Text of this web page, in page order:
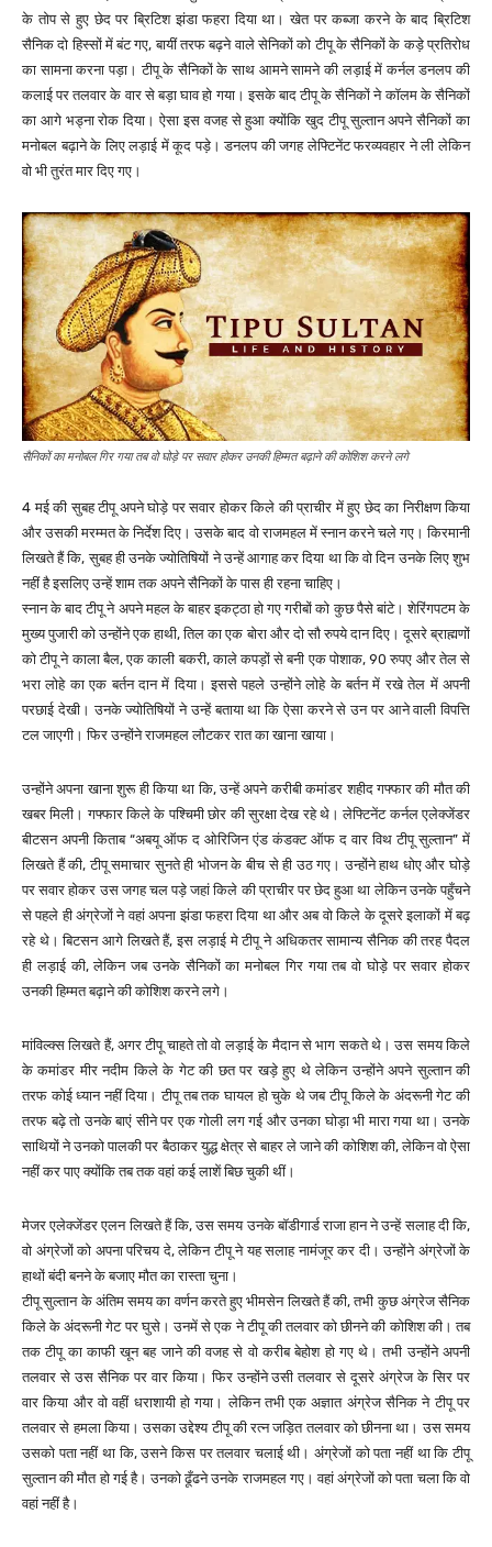
के तोप से हुए छेद पर ब्रिटिश झंडा फहरा दिया था। खेत पर कब्जा करने के बाद ब्रिटिश
सैनिक दो हिस्सों में बंट गए, बायीं तरफ बढ़ने वाले सेनिकों को टीपू के सैनिकों के कड़े प्रतिरोध
का सामना करना पड़ा। टीपू के सैनिकों के साथ आमने सामने की लड़ाई में कर्नल डनलप की
कलाई पर तलवार के वार से बड़ा घाव हो गया। इसके बाद टीपू के सैनिकों ने कॉलम के सैनिकों
का आगे भड्ना रोक दिया। ऐसा इस वजह से हुआ क्योंकि खुद टीपू सुल्तान अपने सैनिकों का
मनोबल बढ़ाने के लिए लड़ाई में कूद पड़े। डनलप की जगह लेफ्टिनेंट फरव्यवहार ने ली लेकिन
वो भी तुरंत मार दिए गए।
सैनिकों का मनोबल गिर गया तब वो घोड़े पर सवार होकर उनकी हिम्मत बढ़ाने की कोशिश करने लगे
4 मई की सुबह टीपू अपने घोड़े पर सवार होकर किले की प्राचीर में हुए छेद का निरीक्षण किया
और उसकी मरम्मत के निर्देश दिए। उसके बाद वो राजमहल में स्नान करने चले गए। किरमानी
लिखते हैं कि, सुबह ही उनके ज्योतिषियों ने उन्हें आगाह कर दिया था कि वो दिन उनके लिए शुभ
नहीं है इसलिए उन्हें शाम तक अपने सैनिकों के पास ही रहना चाहिए।
स्नान के बाद टीपू ने अपने महल के बाहर इकट्ठा हो गए गरीबों को कुछ पैसे बांटे। शेरिंगपटम के
मुख्य पुजारी को उन्होंने एक हाथी, तिल का एक बोरा और दो सौ रुपये दान दिए। दूसरे ब्राह्मणों
को टीपू ने काला बैल, एक काली बकरी, काले कपड़ों से बनी एक पोशाक, 90 रुपए और तेल से
भरा लोहे का एक बर्तन दान में दिया। इससे पहले उन्होंने लोहे के बर्तन में रखे तेल में अपनी
परछाई देखी। उनके ज्योतिषियों ने उन्हें बताया था कि ऐसा करने से उन पर आने वाली विपत्ति
टल जाएगी। फिर उन्होंने राजमहल लौटकर रात का खाना खाया।
उन्होंने अपना खाना शुरू ही किया था कि, उन्हें अपने करीबी कमांडर शहीद गफ्फार की मौत की
खबर मिली। गफ्फार किले के पश्चिमी छोर की सुरक्षा देख रहे थे। लेफ्टिनेंट कर्नल एलेक्जेंडर
बीटसन अपनी किताब “अबयू ऑफ द ओरिजिन एंड कंडक्ट ऑफ द वार विथ टीपू सुल्तान” में
लिखते हैं की, टीपू समाचार सुनते ही भोजन के बीच से ही उठ गए। उन्होंने हाथ धोए और घोड़े
पर सवार होकर उस जगह चल पड़े जहां किले की प्राचीर पर छेद हुआ था लेकिन उनके पहुँचने
से पहले ही अंग्रेजों ने वहां अपना झंडा फहरा दिया था और अब वो किले के दूसरे इलाकों में बढ़
रहे थे। बिटसन आगे लिखते हैं, इस लड़ाई मे टीपू ने अधिकतर सामान्य सैनिक की तरह पैदल
ही लड़ाई की, लेकिन जब उनके सैनिकों का मनोबल गिर गया तब वो घोड़े पर सवार होकर
उनकी हिम्मत बढ़ाने की कोशिश करने लगे।
मांविल्क्स लिखते हैं, अगर टीपू चाहते तो वो लड़ाई के मैदान से भाग सकते थे। उस समय किले
के कमांडर मीर नदीम किले के गेट की छत पर खड़े हुए थे लेकिन उन्होंने अपने सुल्तान की
तरफ कोई ध्यान नहीं दिया। टीपू तब तक घायल हो चुके थे जब टीपू किले के अंदरूनी गेट की
तरफ बढ़े तो उनके बाएं सीने पर एक गोली लग गई और उनका घोड़ा भी मारा गया था। उनके
साथियों ने उनको पालकी पर बैठाकर युद्ध क्षेत्र से बाहर ले जाने की कोशिश की, लेकिन वो ऐसा
नहीं कर पाए क्योंकि तब तक वहां कई लाशें बिछ चुकी थीं।
मेजर एलेक्जेंडर एलन लिखते हैं कि, उस समय उनके बॉडीगार्ड राजा हान ने उन्हें सलाह दी कि,
वो अंग्रेजों को अपना परिचय दे, लेकिन टीपू ने यह सलाह नामंजूर कर दी। उन्होंने अंग्रेजों के
हाथों बंदी बनने के बजाए मौत का रास्ता चुना।
टीपू सुल्तान के अंतिम समय का वर्णन करते हुए भीमसेन लिखते हैं की, तभी कुछ अंग्रेज सैनिक
किले के अंदरूनी गेट पर घुसे। उनमें से एक ने टीपू की तलवार को छीनने की कोशिश की। तब
तक टीपू का काफी खून बह जाने की वजह से वो करीब बेहोश हो गए थे। तभी उन्होंने अपनी
तलवार से उस सैनिक पर वार किया। फिर उन्होंने उसी तलवार से दूसरे अंग्रेज के सिर पर
वार किया और वो वहीं धराशायी हो गया। लेकिन तभी एक अज्ञात अंग्रेज सैनिक ने टीपू पर
तलवार से हमला किया। उसका उद्देश्य टीपू की रत्न जड़ित तलवार को छीनना था। उस समय
उसको पता नहीं था कि, उसने किस पर तलवार चलाई थी। अंग्रेजों को पता नहीं था कि टीपू
सुल्तान की मौत हो गई है। उनको ढूँढने उनके राजमहल गए। वहां अंग्रेजों को पता चला कि वो
वहां नहीं है।